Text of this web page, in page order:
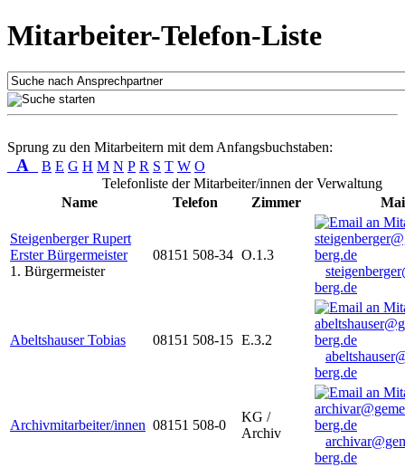
Mitarbeiter-Telefon-Liste
Sprung zu den Mitarbeitern mit dem Anfangsbuchstaben:
A B E G H M N P R S T W O
Telefonliste der Mitarbeiter/innen der Verwaltung
Name
Telefon Zimmer
Steigenberger Rupert
Erster Bürgermeister
1. Bürgermeister
08151 508-34 O.1.3
berg.de
Abeltshauser Tobias 08151 508-15 E.3.2
berg.de
Archivmitarbeiter/innen 08151 508-0
KG /
Archiv
berg.de